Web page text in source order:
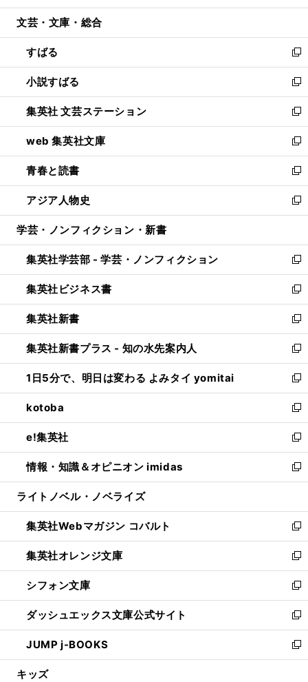
開
ウ
開
く
ン
ウ
で
開
く
ウ
ン
ド
ウ
で
開
く
文芸・文庫・総合
すばる
新
し
い
ウ
ィ
ン
ド
ウ
で
開
く
小説すばる
新
し
い
ウ
ィ
ン
ド
ウ
で
開
集英社 文芸ステーション
新
し
い
ウ
ィ
ン
ド
ウ
開
く
web 集英社文庫
新
し
い
ウ
ィ
ン
ウ
で
開
く
青春と読書
新
し
い
ウ
ン
ド
ウ
で
開
く
アジア人物史
新
し
ウ
ィ
ン
ド
ウ
で
開
く
学芸・ノンフィクション・新書
集英社学芸部 - 学芸・ノンフィクション
新
し
い
ウ
ィ
ン
ド
ウ
で
開
く
集英社ビジネス書
新
し
い
ウ
ィ
ン
ド
ウ
で
開
く
集英社新書
新
し
い
ウ
ィ
ン
ド
ウ
で
開
く
集英社新書プラス - 知の水先案内人
新
し
い
ウ
ィ
ン
ド
ウ
で
開
1日5分で、明日は変わる よみタイ yomitai
新
し
い
ウ
ィ
ン
ド
ウ
開
く
kotoba
新
し
い
ウ
ィ
ン
ウ
で
開
く
e!集英社
新
し
い
ウ
ン
ド
ウ
で
開
く
情報・知識＆オピニオン imidas
新
し
ウ
ィ
ン
ド
ウ
で
開
く
ライトノベル・ノベライズ
集英社Webマガジン コバルト
新
し
い
ウ
ィ
ン
ド
ウ
で
開
集英社オレンジ文庫
新
し
い
ウ
ィ
ン
ド
ウ
シフォン文庫
新
し
い
ウ
ィ
ン
ダッシュエックス文庫公式サイト
新
し
い
ウ
JUMP j-BOOKS
新
し
キッズ